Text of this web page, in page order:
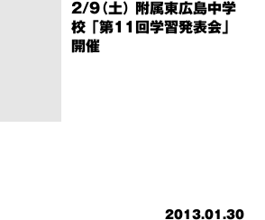
2/9（土） 附属東広島中学
校 「第11回学習発表会」
開催
2013.01.30